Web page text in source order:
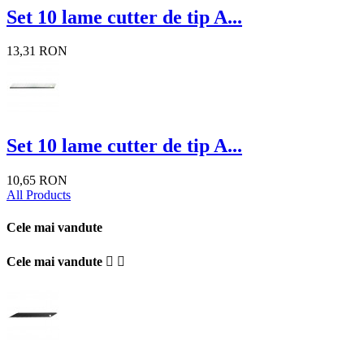
Set 10 lame cutter de tip A...
13,31 RON
Set 10 lame cutter de tip A...
10,65 RON
All Products
Cele mai vandute
Cele mai vandute  